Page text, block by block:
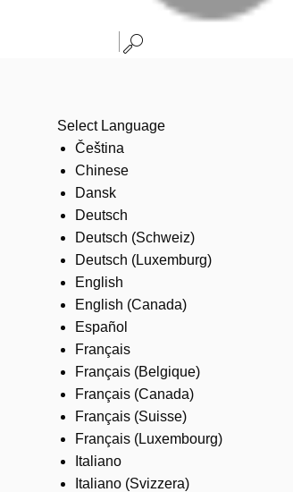
Select Language
Čeština
Chinese
Dansk
Deutsch
Deutsch (Schweiz)
Deutsch (Luxemburg)
English
English (Canada)
Español
Français
Français (Belgique)
Français (Canada)
Français (Suisse)
Français (Luxembourg)
Italiano
Italiano (Svizzera)